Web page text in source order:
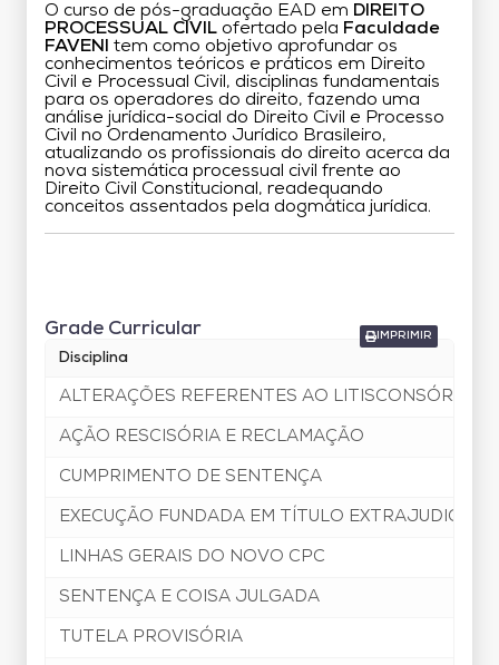
O curso de pós-graduação EAD em DIREITO
PROCESSUAL CIVIL ofertado pela Faculdade
FAVENI
tem como objetivo aprofundar os
conhecimentos teóricos e práticos em Direito
Civil e Processual Civil, disciplinas fundamentais
para os operadores do direito, fazendo uma
análise jurídica-social do Direito Civil e Processo
Civil no Ordenamento Jurídico Brasileiro,
atualizando os profissionais do direito acerca da
nova sistemática processual civil frente ao
Direito Civil Constitucional, readequando
conceitos assentados pela dogmática jurídica.
IMPRIMIR
Grade Curricular
Disciplina
ALTERAÇÕES REFERENTES AO LITISCONSÓRCIO
AÇÃO RESCISÓRIA E RECLAMAÇÃO
CUMPRIMENTO DE SENTENÇA
EXECUÇÃO FUNDADA EM TÍTULO EXTRAJUDICIAL
LINHAS GERAIS DO NOVO CPC
SENTENÇA E COISA JULGADA
TUTELA PROVISÓRIA